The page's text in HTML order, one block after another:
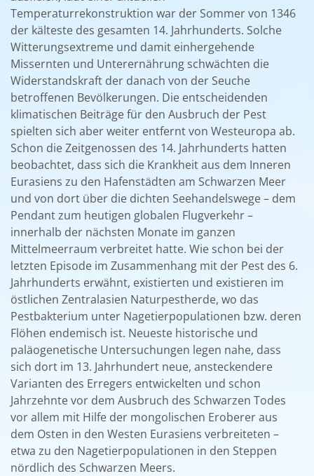
Temperaturrekonstruktion war der Sommer von 1346
der kälteste des gesamten 14. Jahrhunderts. Solche
Witterungsextreme und damit einhergehende
Missernten und Unterernährung schwächten die
Widerstandskraft der danach von der Seuche
betroffenen Bevölkerungen. Die entscheidenden
klimatischen Beiträge für den Ausbruch der Pest
spielten sich aber weiter entfernt von Westeuropa ab.
Schon die Zeitgenossen des 14. Jahrhunderts hatten
beobachtet, dass sich die Krankheit aus dem Inneren
Eurasiens zu den Hafenstädten am Schwarzen Meer
und von dort über die dichten Seehandelswege – dem
Pendant zum heutigen globalen Flugverkehr –
innerhalb der nächsten Monate im ganzen
Mittelmeerraum verbreitet hatte. Wie schon bei der
letzten Episode im Zusammenhang mit der Pest des 6.
Jahrhunderts erwähnt, existierten und existieren im
östlichen Zentralasien Naturpestherde, wo das
Pestbakterium unter Nagetierpopulationen bzw. deren
Flöhen endemisch ist. Neueste historische und
paläogenetische Untersuchungen legen nahe, dass
sich dort im 13. Jahrhundert neue, ansteckendere
Varianten des Erregers entwickelten und schon
Jahrzehnte vor dem Ausbruch des Schwarzen Todes
vor allem mit Hilfe der mongolischen Eroberer aus
dem Osten in den Westen Eurasiens verbreiteten –
etwa zu den Nagetierpopulationen in den Steppen
nördlich des Schwarzen Meers.